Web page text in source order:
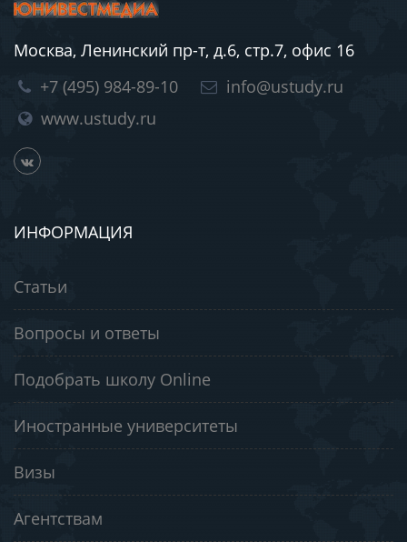
Москва, Ленинский пр-т, д.6, стр.7, офис 16
+7 (495) 984-89-10
info@ustudy.ru
www.ustudy.ru
ИНФОРМАЦИЯ
Статьи
Вопросы и ответы
Подобрать школу Online
Иностранные университеты
Визы
Агентствам